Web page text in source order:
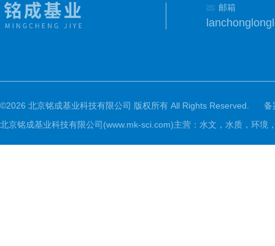
邮箱
©2026 北京铭成基业科技有限公司 版权所有 All Rights Reserved.
备
北京铭成基业科技有限公司(www.mk-sci.com)主营：水文，水质，环境